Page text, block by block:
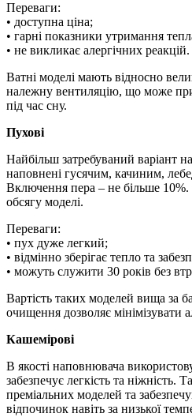
Переваги:
• доступна ціна;
• гарні показники утримання
• не викликає алергічних реакцій.
Ватні моделі мають відносно
належну вентиляцію, що може
під час сну.
Пухові
Найбільш затребуваний варіант
наповнені гусячим, качиним,
Включення пера – не більше 10%.
обсягу моделі.
Переваги:
• пух дуже легкий;
• відмінно зберігає тепло та
• можуть служити 30 років без
Вартість таких моделей вища за
очищення дозволяє мінімізувати
Кашемірові
В якості наповнювача
забезпечує легкість та ніжність.
преміальних моделей та
відпочинок навіть за низької